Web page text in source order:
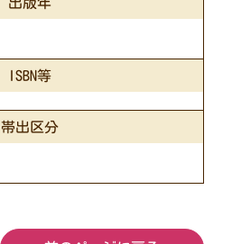
ISBN等
帯出区分